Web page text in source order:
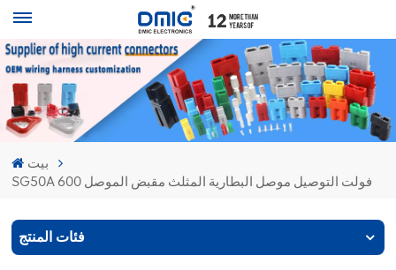
بيت
SG50A 600 فولت التوصيل موصل البطارية المثلث مقبض الموصل
فئات المنتج